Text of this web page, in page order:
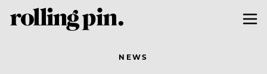
NEWS